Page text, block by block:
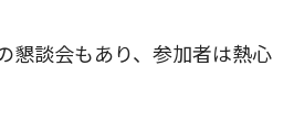
懇談会もあり、参加者は熱心